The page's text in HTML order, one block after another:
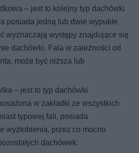
– jest to kolejny typ dachówki
posiada jedną lub dwie wypukłe
wyznaczają występy znajdujące się
dachówki. Fala w zależności od
może być niższa lub
– jest to typ dachówki
w zakładki ze wszystkich
typowej fali, posiada
wyżłobienia, przez co mocno
dachówek.